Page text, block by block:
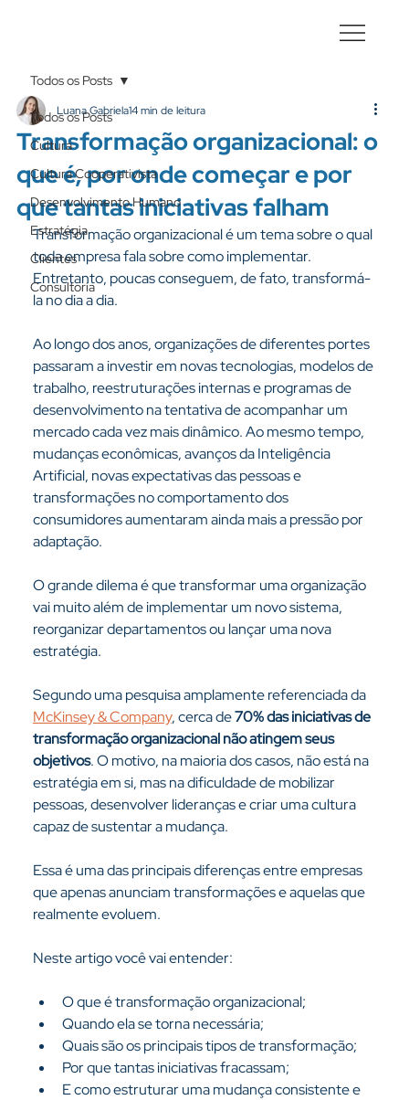
Todos os Posts
Cultura
Cultura Cooperativista
Desenvolvimento Humano
Estratégia
Clientes
Consultoria
Todos os Posts
Transformação organizacional: o
que é, por onde começar e por
que tantas iniciativas falham
Luana Gabriela14 min de leitura
Transformação organizacional é um tema sobre o qual
toda empresa fala sobre como implementar.
Entretanto, poucas conseguem, de fato, transformá-
la no dia a dia.
Ao longo dos anos, organizações de diferentes portes
passaram a investir em novas tecnologias, modelos de
trabalho, reestruturações internas e programas de
desenvolvimento na tentativa de acompanhar um
mercado cada vez mais dinâmico. Ao mesmo tempo,
mudanças econômicas, avanços da Inteligência
Artificial, novas expectativas das pessoas e
transformações no comportamento dos
consumidores aumentaram ainda mais a pressão por
adaptação.
O grande dilema é que transformar uma organização
vai muito além de implementar um novo sistema,
reorganizar departamentos ou lançar uma nova
estratégia.
Segundo uma pesquisa amplamente referenciada da
McKinsey & Company, cerca de 70% das iniciativas de
transformação organizacional não atingem seus
objetivos. O motivo, na maioria dos casos, não está na
estratégia em si, mas na dificuldade de mobilizar
pessoas, desenvolver lideranças e criar uma cultura
capaz de sustentar a mudança.
Essa é uma das principais diferenças entre empresas
que apenas anunciam transformações e aquelas que
realmente evoluem.
Neste artigo você vai entender:
O que é transformação organizacional;
Quando ela se torna necessária;
Quais são os principais tipos de transformação;
Por que tantas iniciativas fracassam;
E como estruturar uma mudança consistente e